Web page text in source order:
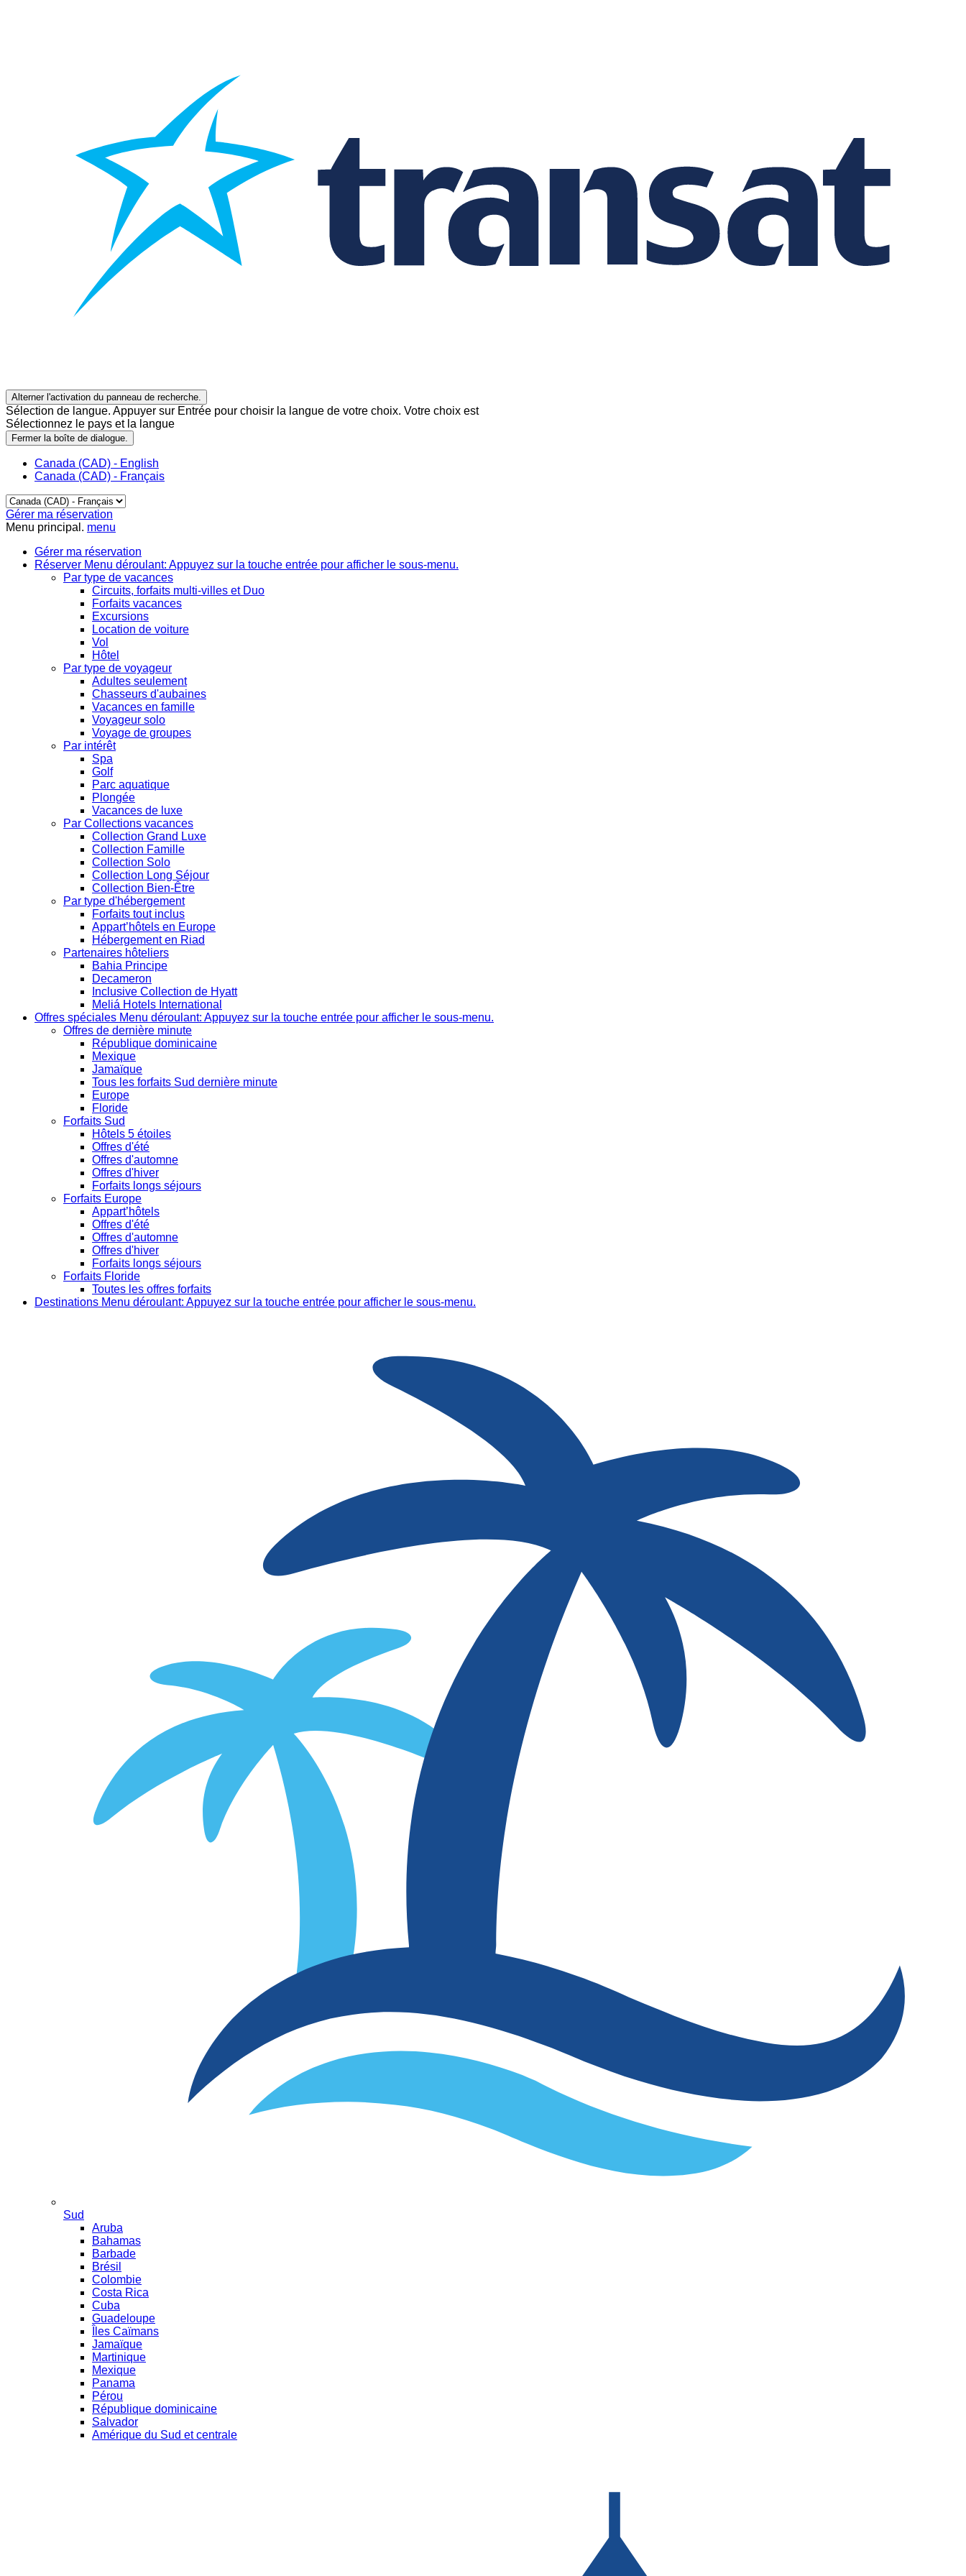
Alterner l'activation du panneau de recherche.
Sélection de langue. Appuyer sur Entrée pour choisir la langue de votre choix. Votre choix est
Sélectionnez le pays et la langue
Fermer la boîte de dialogue.
Canada (CAD) - English
Canada (CAD) - Français
Gérer ma réservation
Menu principal. menu
Gérer ma réservation
Réserver Menu déroulant: Appuyez sur la touche entrée pour afficher le sous-menu.
Par type de vacances
Circuits, forfaits multi-villes et Duo
Forfaits vacances
Excursions
Location de voiture
Vol
Hôtel
Par type de voyageur
Adultes seulement
Chasseurs d'aubaines
Vacances en famille
Voyageur solo
Voyage de groupes
Par intérêt
Spa
Golf
Parc aquatique
Plongée
Vacances de luxe
Par Collections vacances
Collection Grand Luxe
Collection Famille
Collection Solo
Collection Long Séjour
Collection Bien-Être
Par type d'hébergement
Forfaits tout inclus
Appart’hôtels en Europe
Hébergement en Riad
Partenaires hôteliers
Bahia Principe
Decameron
Inclusive Collection de Hyatt
Meliá Hotels International
Offres spéciales Menu déroulant: Appuyez sur la touche entrée pour afficher le sous-menu.
Offres de dernière minute
République dominicaine
Mexique
Jamaïque
Tous les forfaits Sud dernière minute
Europe
Floride
Forfaits Sud
Hôtels 5 étoiles
Offres d'été
Offres d'automne
Offres d'hiver
Forfaits longs séjours
Forfaits Europe
Appart’hôtels
Offres d'été
Offres d'automne
Offres d'hiver
Forfaits longs séjours
Forfaits Floride
Toutes les offres forfaits
Destinations Menu déroulant: Appuyez sur la touche entrée pour afficher le sous-menu.
Sud
Aruba
Bahamas
Barbade
Brésil
Colombie
Costa Rica
Cuba
Guadeloupe
Îles Caïmans
Jamaïque
Martinique
Mexique
Panama
Pérou
République dominicaine
Salvador
Amérique du Sud et centrale